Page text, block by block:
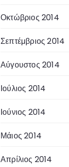
Οκτώβριος 2014
Σεπτέμβριος 2014
Αύγουστος 2014
Ιούλιος 2014
Ιούνιος 2014
Μάιος 2014
Απρίλιος 2014